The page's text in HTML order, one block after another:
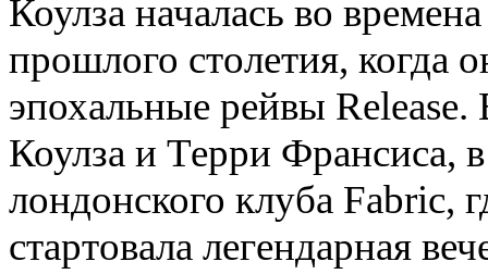
Коулза началась во
прошлого столетия, когда
эпохальные рейвы Release.
Коулза и Терри Франсиса,
лондонского клуба Fabric,
стар­товала легендарная